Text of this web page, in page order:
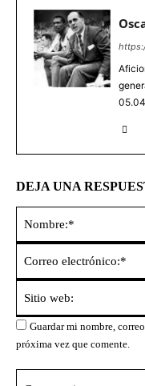
DEJA UNA
Guardar mi nombre,
próxima vez que comente.